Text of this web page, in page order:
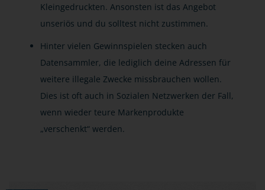
Kleingedruckten. Ansonsten ist das Angebot
unseriös und du solltest nicht zustimmen.
Hinter vielen Gewinnspielen stecken auch
Datensammler, die lediglich deine Adressen für
weitere illegale Zwecke missbrauchen wollen.
Dies ist oft auch in Sozialen Netzwerken der Fall,
wenn wieder teure Markenprodukte
„verschenkt“ werden.